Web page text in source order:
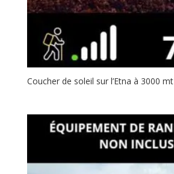
Coucher de soleil sur l’Etna à 3000 mt